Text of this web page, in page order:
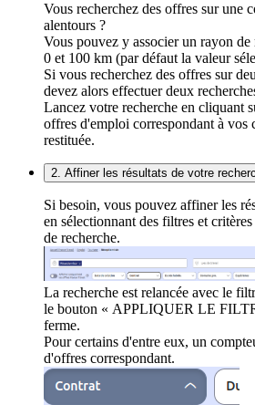
Vous recherchez des offres sur une
alentours ?
Vous pouvez y associer un rayon
0 et 100 km (par défaut la valeur
Si vous recherchez des offres sur
devez alors effectuer deux
Lancez votre recherche en cliquant
offres d'emploi correspondant à vos
restituée.
2. Affiner les résultats de votre
Si besoin, vous pouvez affiner les
en sélectionnant des filtres et
de recherche.
La recherche est relancée avec le
le bouton « APPLIQUER LE
ferme.
Pour certains d'entre eux, un
d'offres correspondant.